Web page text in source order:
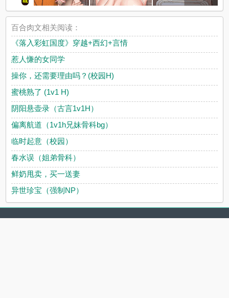
百合肉文相关阅读：
《落入彩虹国度》穿越+西幻+言情
惹人慊的女同学
操你，还需要理由吗？(校园H)
蜜桃熟了 (1v1 H)
阴阳悬壶录（古言1v1H）
偏离航道（1v1h兄妹骨科bg）
临时起意（校园）
春水误（姐弟骨科）
鲜奶甩卖，买一送妻
异世珍宝（强制NP）